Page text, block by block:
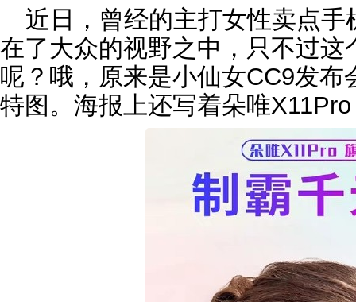
近日，曾经的主打女性卖点
在了大众的视野之中，只不过这
呢？哦，原来是小仙女CC9发
特图。海报上还写着朵唯